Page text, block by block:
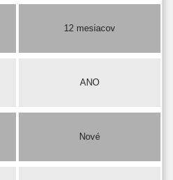
12 mesiacov
ANO
Nové